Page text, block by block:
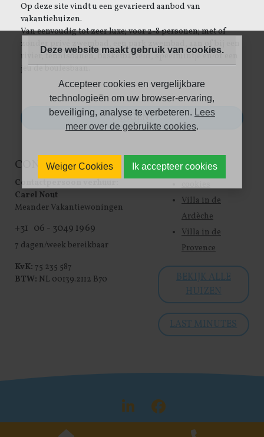
CONTACT
Contactpersoon verhuur:
Carel Nout
Meander Vakantiewoningen
+31 06 - 3049 1969
7 dagen/week bereikbaar
KvK: 75 235 587
BTW: NL 00139.2112 B70
Op deze site vindt u een gevarieerd aanbod van
vakantiehuizen.
Van eenvoudig tot zeer luxe; voor 2-8 personen; met of
zonder privé zwembad, een park zwembad, aan of bij een
rivier, tennisbanen, basketbalveld, speeltuintje en/of een
jeu de boulesbaan.
VRAGEN?
LINKS
Villa in de
Ardèche
Villa in de
Provence
BEKIJK ALLE
HUIZEN
LAST MINUTES
Visit LinkedIn
Visit
Deze website maakt gebruik van cookies.
Accepteer cookies en vergelijkbare
technologieën om uw browser-ervaring,
beveiliging, analyse te verbeteren. Lees
meer over de gebruikte cookies.
Weiger Cookies Ik accepteer cookies